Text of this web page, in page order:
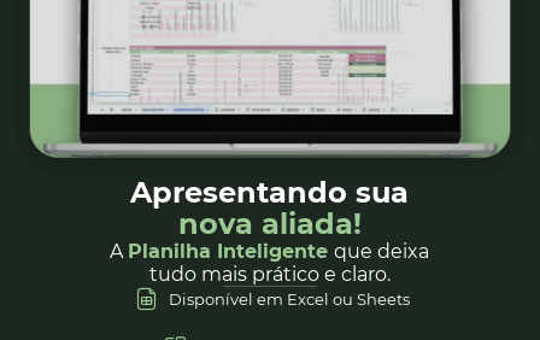
Apresentando sua
nova aliada!
A Planilha Inteligente que deixa
tudo mais prático e claro.
Disponível em Excel ou Sheets